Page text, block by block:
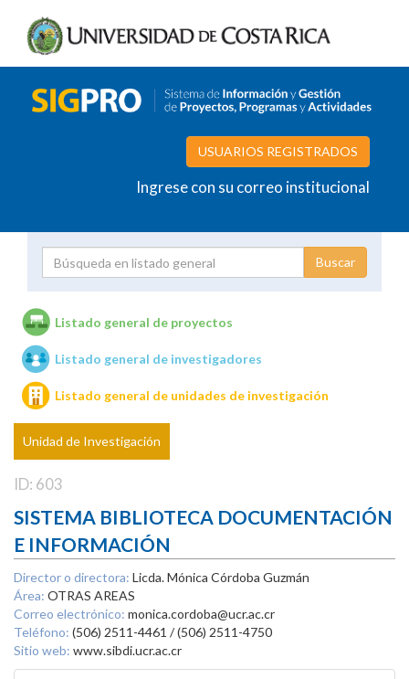
USUARIOS REGISTRADOS
Ingrese con su correo institucional
Unidades de investigación
Listado general de proyectos
Listado general de investigadores
Listado general de unidades de investigación
Unidad de Investigación
ID: 603
SISTEMA BIBLIOTECA DOCUMENTACIÓN
E INFORMACIÓN
Director o directora: Licda. Mónica Córdoba Guzmán
Área: OTRAS AREAS
Correo electrónico: monica.cordoba@ucr.ac.cr
Teléfono: (506) 2511-4461 / (506) 2511-4750
Sitio web: www.sibdi.ucr.ac.cr